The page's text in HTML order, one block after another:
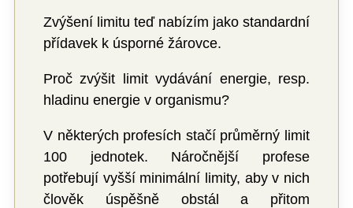
Zvýšení limitu teď nabízím jako standardní
přídavek k úsporné žárovce.
Proč zvýšit limit vydávání energie, resp.
hladinu energie v organismu?
V některých profesích stačí průměrný limit
100 jednotek. Náročnější profese
potřebují vyšší minimální limity, aby v nich
člověk úspěšně obstál a přitom